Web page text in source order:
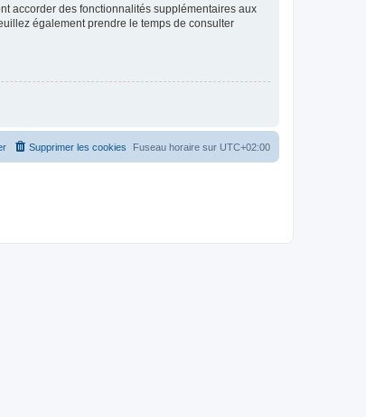
accorder des fonctionnalités supplémentaires aux
également prendre le temps de consulter
Fuseau horaire sur UTC+02:00
Supprimer les cookies